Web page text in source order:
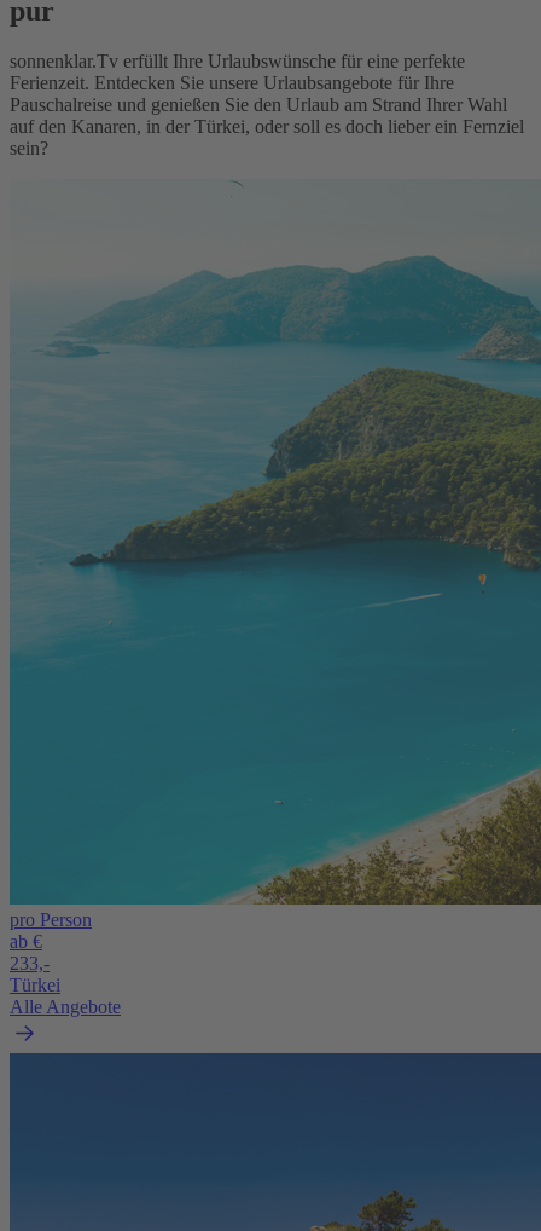
pur
sonnenklar.Tv erfüllt Ihre Urlaubswünsche für eine perfekte
Ferienzeit. Entdecken Sie unsere Urlaubsangebote für Ihre
Pauschalreise und genießen Sie den Urlaub am Strand Ihrer Wahl
auf den Kanaren, in der Türkei, oder soll es doch lieber ein Fernziel
sein?
pro Person
ab €
233,-
Türkei
Alle Angebote